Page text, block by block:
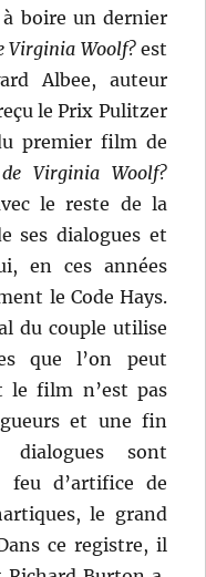
boire un dernier
Virginia Woolf?est
Albee, auteur
le Prix Pulitzer
premier film de
Virginia Woolf?
le reste de la
ses dialogues et
en ces années
le Code Hays.
du couple utilise
que l’on peut
le film n’est pas
et une fin
sont
feu d’artifice de
le grand
ce registre, il